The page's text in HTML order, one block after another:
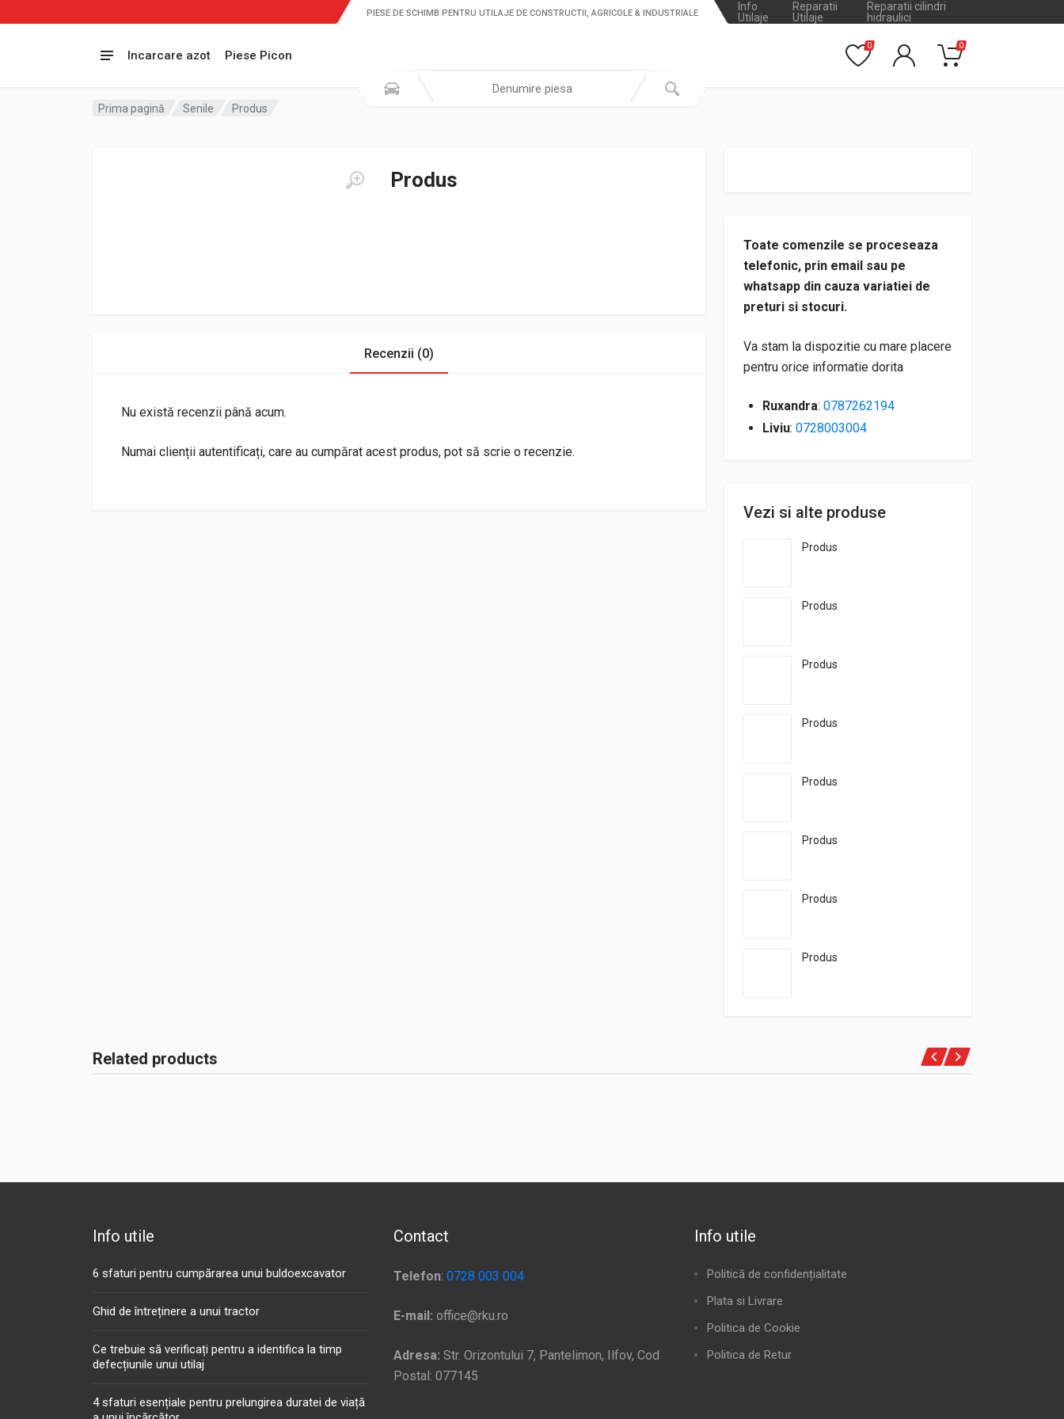
Info
Utilaje
Reparatii
Utilaje
Reparatii cilindri
hidraulici
Incarcare azot Piese Picon
PIESE DE SCHIMB PENTRU UTILAJE DE CONSTRUCTII, AGRICOLE & INDUSTRIALE
0 0
Prima pagină Senile Produs
Produs
Toate comenzile se proceseaza
telefonic, prin email sau pe
whatsapp din cauza variatiei de
preturi si stocuri.
Va stam la dispozitie cu mare placere
pentru orice informatie dorita
Ruxandra: 0787262194
Liviu: 0728003004
Vezi si alte produse
Produs
Produs
Produs
Produs
Produs
Produs
Produs
Produs
Recenzii (0)
Nu există recenzii până acum.
Numai clienții autentificați, care au cumpărat acest produs, pot să scrie o recenzie.
Related products
Info utile
6 sfaturi pentru cumpărarea unui buldoexcavator
Ghid de întreținere a unui tractor
Ce trebuie să verificați pentru a identifica la timp
defecțiunile unui utilaj
4 sfaturi esențiale pentru prelungirea duratei de viață
Contact
Telefon: 0728 003 004
E-mail: office@rku.ro
Adresa: Str. Orizontului 7, Pantelimon, Ilfov, Cod
Postal: 077145
Info utile
Politică de confidențialitate
Plata si Livrare
Politica de Cookie
Politica de Retur